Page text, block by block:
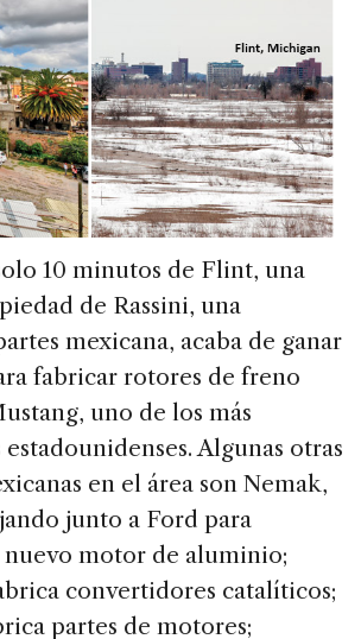
10 minutos de Flint, una
de Rassini, una
mexicana, acaba de ganar
fabricar rotores de freno
uno de los más
Algunas otras
en el área son Nemak,
junto a Ford para
motor de aluminio;
convertidores catalíticos;
partes de motores;